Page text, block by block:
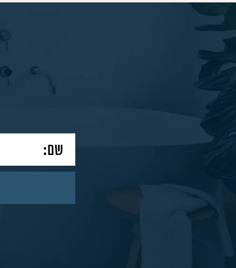
מאמרים
צור